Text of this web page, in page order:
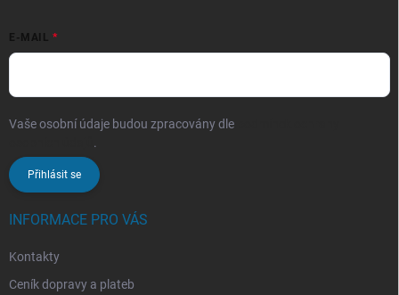
E-MAIL
Vaše osobní údaje budou zpracovány dle
.
Přihlásit se
INFORMACE PRO VÁS
Kontakty
Ceník dopravy a plateb